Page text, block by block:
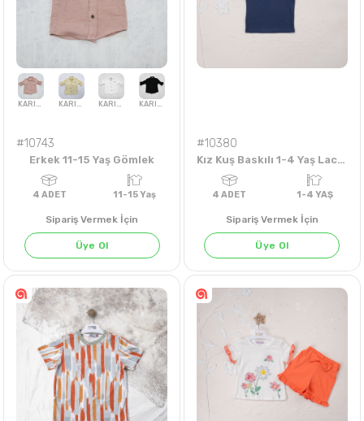
KARIŞIK KARIŞIK KARIŞIK
#10743
Erkek 11-15 Yaş Gömlek
ADET 11-15 Yaş
Sipariş Vermek İçin
Üye Ol
#10380
Kız Kuş Baskılı 1-4 Yaş Lacoste Badi
ADET
Sipariş Vermek İçin
Üye Ol